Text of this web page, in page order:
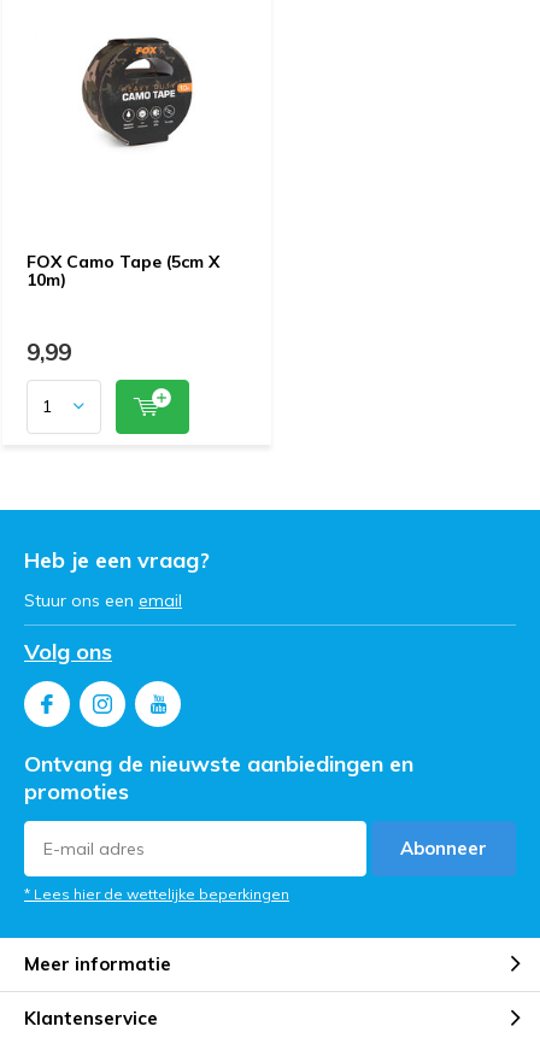
FOX Camo Tape (5cm X
10m)
9,99
Heb je een vraag?
Stuur ons een email
Volg ons
Ontvang de nieuwste aanbiedingen en
promoties
Abonneer
* Lees hier de wettelijke beperkingen
Meer informatie
Klantenservice